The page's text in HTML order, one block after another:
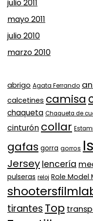
julio 2011
mayo 2011
julio 2010
marzo 2010
abrigo Agata Ferrando
calcetines camisa
chaqueta Chaqueta de
cinturón collar
gafas gorra gorros
Jersey lencería
pulseras reloj Role
tirantes Top